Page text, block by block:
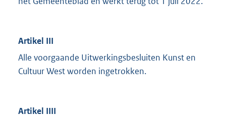
Artikel III
Alle voorgaande Uitwerkingsbesluiten Kunst en
Cultuur West worden ingetrokken.
Artikel IIII